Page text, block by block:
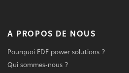
A PROPOS DE NOUS
Pourquoi EDF power solutions ?
Qui sommes-nous ?